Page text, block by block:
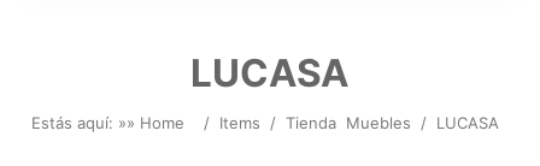
LUCASA
Estás aquí: »» Home / Items / Tienda Muebles / LUCASA